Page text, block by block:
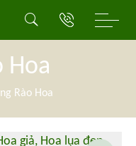
Hoa
Rào Hoa